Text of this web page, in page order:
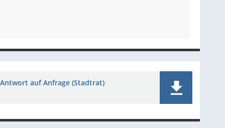
Antwort auf Anfrage (Stadtrat)